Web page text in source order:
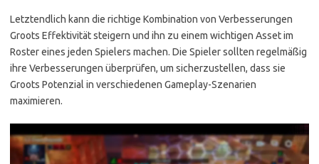
Letztendlich kann die richtige Kombination von Verbesserungen
Groots Effektivität steigern und ihn zu einem wichtigen Asset im
Roster eines jeden Spielers machen. Die Spieler sollten regelmäßig
ihre Verbesserungen überprüfen, um sicherzustellen, dass sie
Groots Potenzial in verschiedenen Gameplay-Szenarien
maximieren.